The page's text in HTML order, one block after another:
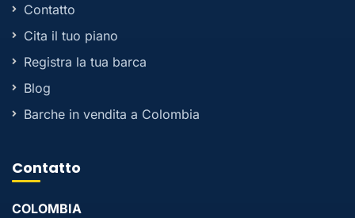
Contatto
Cita il tuo piano
Registra la tua barca
Blog
Barche in vendita a Colombia
Contatto
COLOMBIA